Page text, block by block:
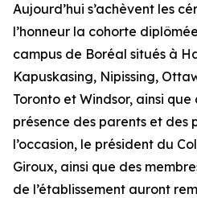
Aujourd’hui s’achèvent les
l’honneur la cohorte
campus de Boréal situés à
Kapuskasing, Nipissing,
Toronto et Windsor, ainsi
présence des parents et des
l’occasion, le président du
Giroux, ainsi que des
de l’établissement auront